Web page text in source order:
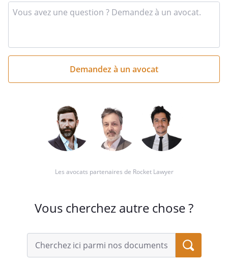
votre
question
ici
Les avocats partenaires de Rocket Lawyer
Vous cherchez autre chose ?